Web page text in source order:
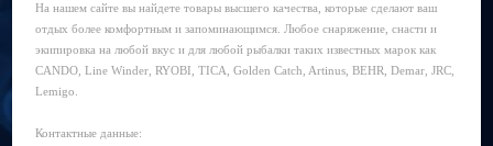
На нашем сайте вы найдете товары высшего качества, которые сделают ваш
отдых более комфортным и запоминающимся. Любое снаряжение, снасти и
экипировка на любой вкус и для любой рыбалки таких известных марок как
CANDO, Line Winder, RYOBI, TICA, Golden Catch, Artinus, BEHR, Demar, JRC,
Lemigo.
Контактные данные: